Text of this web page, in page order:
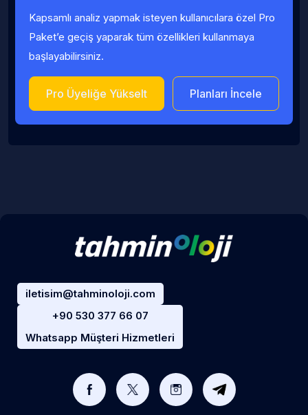
Kapsamlı analiz yapmak isteyen kullanıcılara özel Pro
Paket’e geçiş yaparak tüm özellikleri kullanmaya
başlayabilirsiniz.
Pro Üyeliğe Yükselt Planları İncele
iletisim@tahminoloji.com
+90 530 377 66 07
Whatsapp Müşteri Hizmetleri